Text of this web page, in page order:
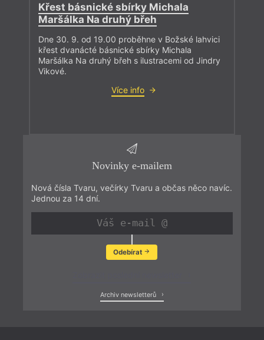
Křest básnické sbírky Michala
Maršálka Na druhý břeh
Dne 30. 9. od 19.00 proběhne v Božské lahvici
křest dvanácté básnické sbírky Michala
Maršálka Na druhý břeh s ilustracemi od Jindry
Vikové.
Více info
Novinky e-mailem
Nová čísla Tvaru, večírky Tvaru a občas něco navíc.
Jednou za 14 dní.
Odebírat
Archiv newsletterů